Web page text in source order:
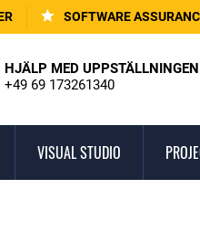
SOFTWARE
HJÄLP MED UPPSTÄLLNINGEN
+49 69 173261340
VISUAL STUDIO